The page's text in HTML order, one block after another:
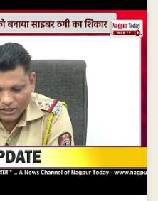
साफ! #NagpurNews
#OnlineFraud